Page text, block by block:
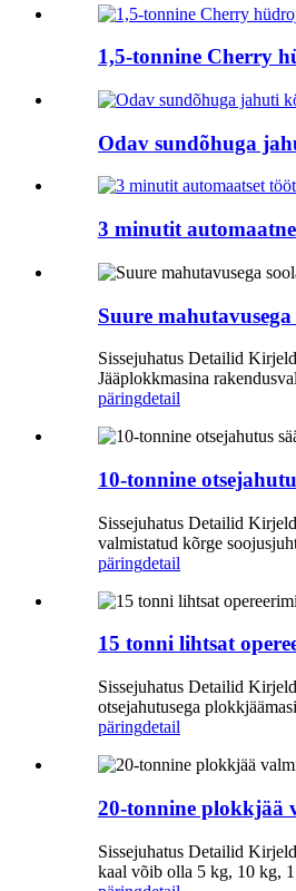
1,5-tonnine Cherry
Odav sundõhuga
3 minutit
Suure
Sissejuhatus Detailid
Jääplokkmasina
päringdetail
10-tonnine
Sissejuhatus Detailid
valmistatud kõrge
päringdetail
15 tonni lihtsat
Sissejuhatus Detailid
otsejahutusega
päringdetail
20-tonnine plokkjää
Sissejuhatus Detailid
kaal võib olla 5 kg, 10 kg,